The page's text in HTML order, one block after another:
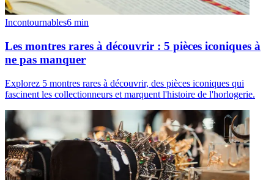
Incontournables6 min
Les montres rares à découvrir : 5 pièces iconiques à
ne pas manquer
Explorez 5 montres rares à découvrir, des pièces iconiques qui
fascinent les collectionneurs et marquent l'histoire de l'horlogerie.